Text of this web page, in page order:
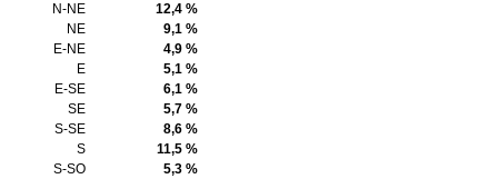
N-NE
12,4 %
NE
9,1 %
E-NE
4,9 %
E
5,1 %
E-SE
6,1 %
SE
5,7 %
S-SE
8,6 %
S
11,5 %
S-SO
5,3 %